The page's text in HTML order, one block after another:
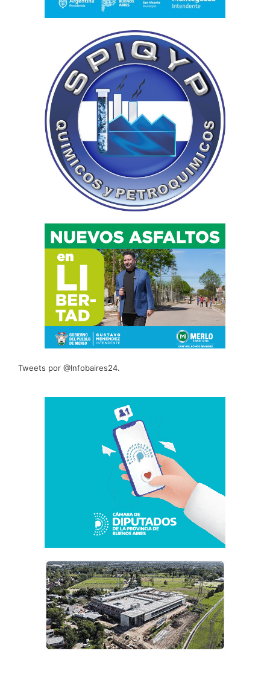
Tweets por @Infobaires24.